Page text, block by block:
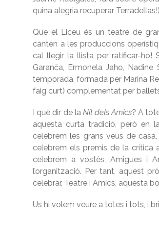
quina alegria recuperar
Que el Liceu és un teatre de
canten a les produccions
cal llegir la llista per ratificar-ho!
Garanča, Ermonela Jaho,
temporada, formada per Marina
faig curt) complementat per
I què dir de la Nit dels Amics? A
aquesta curta tradició, però en
celebrem les grans veus de
celebrem els premis de la crítica
celebrem a vostès, Amigues i
l’organització. Per tant, aquest
celebrar, Teatre i Amics, aquesta
Us hi volem veure a totes i tots, i